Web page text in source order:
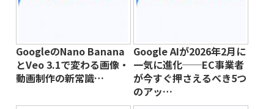
GoogleのNano Banana
とVeo 3.1で変わる画像・
動画制作の新常識…
Google AIが2026年2月に
一気に進化──EC事業者
が今すぐ押さえるべき5つ
のアッ…